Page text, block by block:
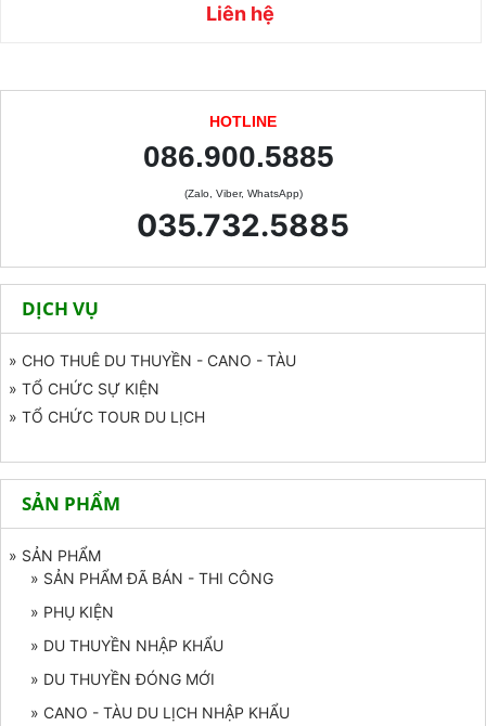
Liên hệ
HOTLINE
086.900.5885
(Zalo, Viber, WhatsApp)
035.732.5885
DỊCH VỤ
» CHO THUÊ DU THUYỀN - CANO - TÀU
» TỔ CHỨC SỰ KIỆN
» TỔ CHỨC TOUR DU LỊCH
SẢN PHẨM
» SẢN PHẨM
» SẢN PHẨM ĐÃ BÁN - THI CÔNG
» PHỤ KIỆN
» DU THUYỀN NHẬP KHẨU
» DU THUYỀN ĐÓNG MỚI
» CANO - TÀU DU LỊCH NHẬP KHẨU